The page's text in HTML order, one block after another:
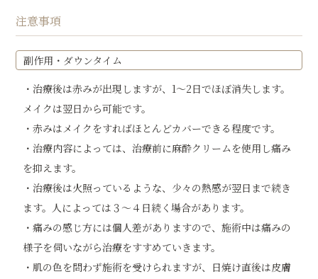
注意事項
副作用・ダウンタイム
・治療後は赤みが出現しますが、1～2日でほぼ消失します。
メイクは翌日から可能です。
・赤みはメイクをすればほとんどカバーできる程度です。
・治療内容によっては、治療前に麻酔クリームを使用し痛み
を抑えます。
・治療後は火照っているような、少々の熱感が翌日まで続き
ます。人によっては３～４日続く場合があります。
・痛みの感じ方には個人差がありますので、施術中は痛みの
様子を伺いながら治療をすすめていきます。
・肌の色を問わず施術を受けられますが、日焼け直後は皮膚